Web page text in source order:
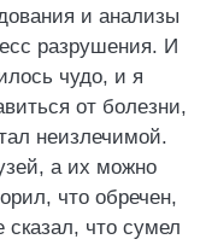
и анализы
разрушения. И
чудо, и я
от болезни,
неизлечимой.
а их можно
что обречен,
сказал, что сумел